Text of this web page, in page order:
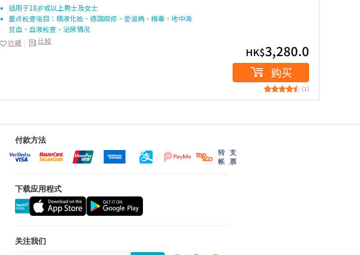
适用于18岁或以上男士及女士
重点检查项目：精液化验、德国麻疹、爱滋病、梅毒、地中海
贫血、血液检查、泌尿情况
比较
收藏
HK$3,280.0
购买
(1)
付款方法
转
帐
支
票
下载应用程式
关注我们